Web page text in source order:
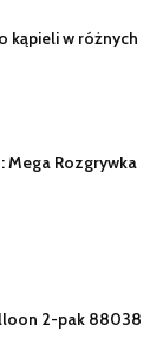
kąpieli w różnych
Mega Rozgrywka
2-pak 88038